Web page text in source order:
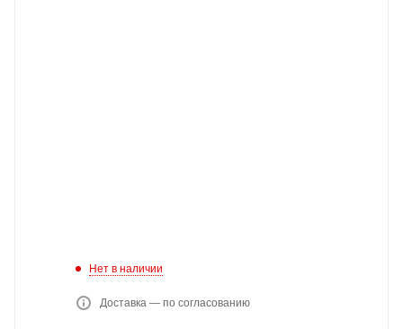
Нет в наличии
Доставка — по согласованию